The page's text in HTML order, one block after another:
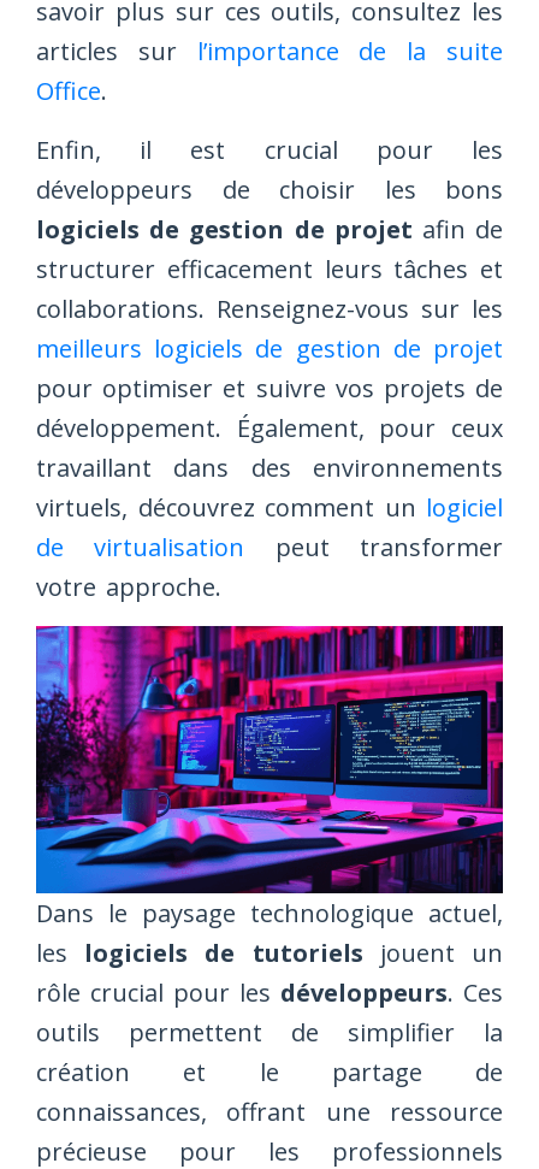
savoir plus sur ces outils, consultez les
articles sur l’importance de la suite
Office.
Enfin, il est crucial pour les
développeurs de choisir les bons
logiciels de gestion de projet afin de
structurer efficacement leurs tâches et
collaborations. Renseignez-vous sur les
meilleurs logiciels de gestion de projet
pour optimiser et suivre vos projets de
développement. Également, pour ceux
travaillant dans des environnements
virtuels, découvrez comment un logiciel
de virtualisation peut transformer
votre approche.
Dans le paysage technologique actuel,
les logiciels de tutoriels jouent un
rôle crucial pour les développeurs. Ces
outils permettent de simplifier la
création et le partage de
connaissances, offrant une ressource
précieuse pour les professionnels